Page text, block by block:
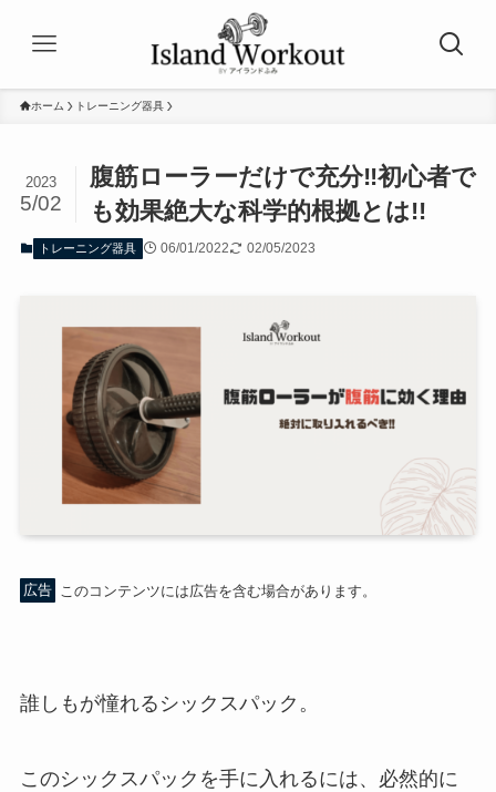
ホーム トレーニング器具
腹筋ローラーだけで充分‼︎初心者で
も効果絶大な科学的根拠とは!!
2023
5/02
トレーニング器具 06/01/2022 02/05/2023
広告 このコンテンツには広告を含む場合があります。
誰しもが憧れるシックスパック。
このシックスパックを手に入れるには、必然的に